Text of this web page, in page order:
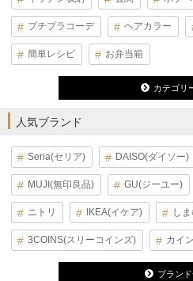
プチプラコーデ ヘアカラー
簡単レシピ お弁当箱
カテゴリ
人気ブランド
Seria(セリア) DAISO(ダイソー)
MUJI(無印良品) GU(ジーユー)
ニトリ IKEA(イケア) し
3COINS(スリーコインズ) カイ
ブラン